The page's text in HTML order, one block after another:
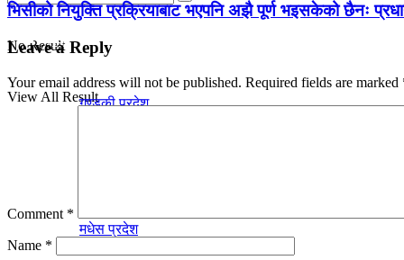
No Result
View All Result
प्रदेश
गण्डकी प्रदेश
मधेस प्रदेश
भिसीको नियुक्ति प्रक्रियाबाट भएपनि अझै पूर्ण भइसकेको छैनः
Leave a Reply
Your email address will not be published. Required fields are marked
Comment *
Name *